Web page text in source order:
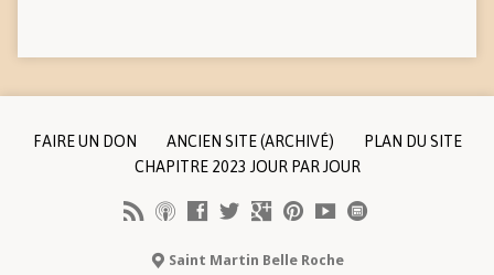
FAIRE UN DON ANCIEN SITE (ARCHIVÉ)
PLAN DU SITE
CHAPITRE 2023 JOUR PAR JOUR
Saint Martin Belle Roche